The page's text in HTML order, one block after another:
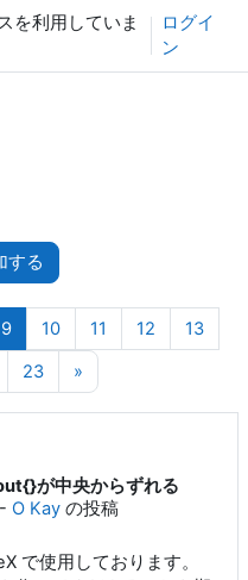
を利用していま
ログイ
ン
する
ジ 8
9ページ 9
10ページ 10
11 ページ 11
12 ページ 12
13ペー
1523ページ 23
»次のページ
が中央からずれる
- O Kay の投稿
で使用しております。